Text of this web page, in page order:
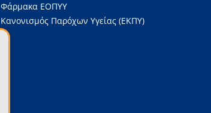
Φάρμακα ΕΟΠΥΥ
Κανονισμός Παρόχων Υγείας (ΕΚΠΥ)